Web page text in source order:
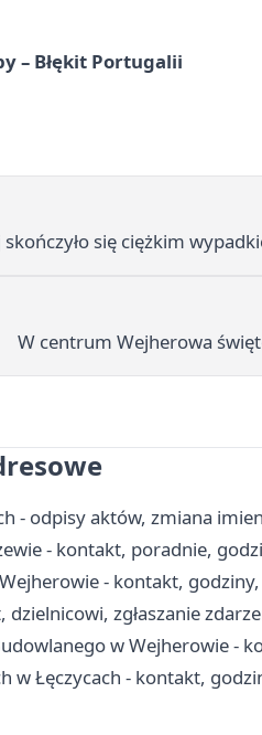
– Błękit Portugalii
się ciężkim
W centrum Wejherowa
- odpisy aktów, zmiana
- kontakt, poradnie,
- kontakt,
zgłaszanie
w Wejherowie -
w Łęczycach - kontakt,